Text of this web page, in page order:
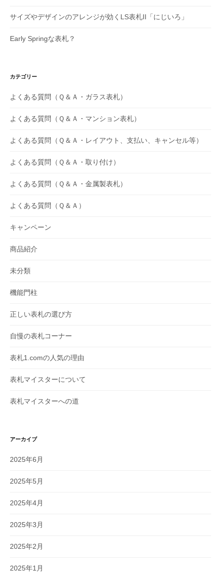
サイズやデザインのアレンジが効くLS表札II「にじいろ」
Early Springな表札？
カテゴリー
よくある質問（Ｑ＆Ａ・ガラス表札）
よくある質問（Ｑ＆Ａ・マンション表札）
よくある質問（Ｑ＆Ａ・レイアウト、支払い、キャンセル等）
よくある質問（Ｑ＆Ａ・取り付け）
よくある質問（Ｑ＆Ａ・金属製表札）
よくある質問（Ｑ＆Ａ）
キャンペーン
商品紹介
未分類
機能門柱
正しい表札の選び方
自慢の表札コーナー
表札1.comの人気の理由
表札マイスターについて
表札マイスターへの道
アーカイブ
2025年6月
2025年5月
2025年4月
2025年3月
2025年2月
2025年1月